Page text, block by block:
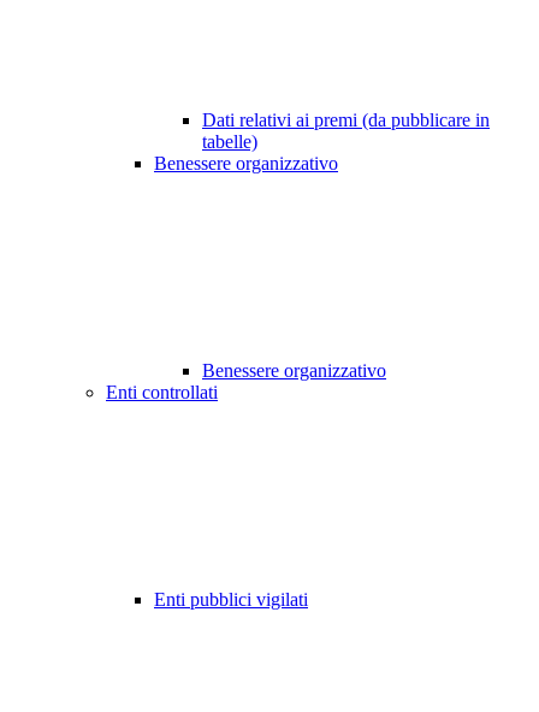
Dati relativi ai premi (da pubblicare in
tabelle)
Benessere organizzativo
Benessere organizzativo
Enti controllati
Enti pubblici vigilati